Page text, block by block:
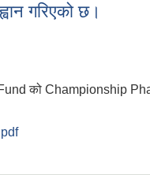
गरिएको छ।
को Championship